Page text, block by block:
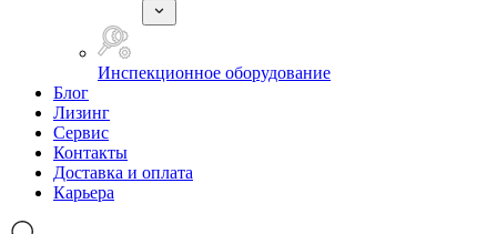
Инспекционное оборудование
Блог
Лизинг
Сервис
Контакты
Доставка и оплата
Карьера